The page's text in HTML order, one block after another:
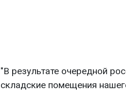
"В результате очередной
складские помещения